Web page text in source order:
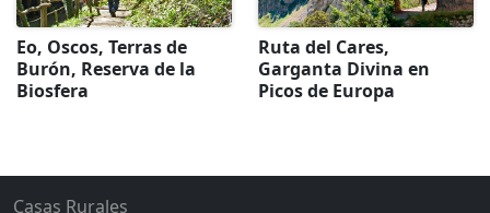
Eo, Oscos, Terras de
Burón, Reserva de la
Biosfera
Ruta del Cares,
Garganta Divina en
Picos de Europa
Casas Rurales